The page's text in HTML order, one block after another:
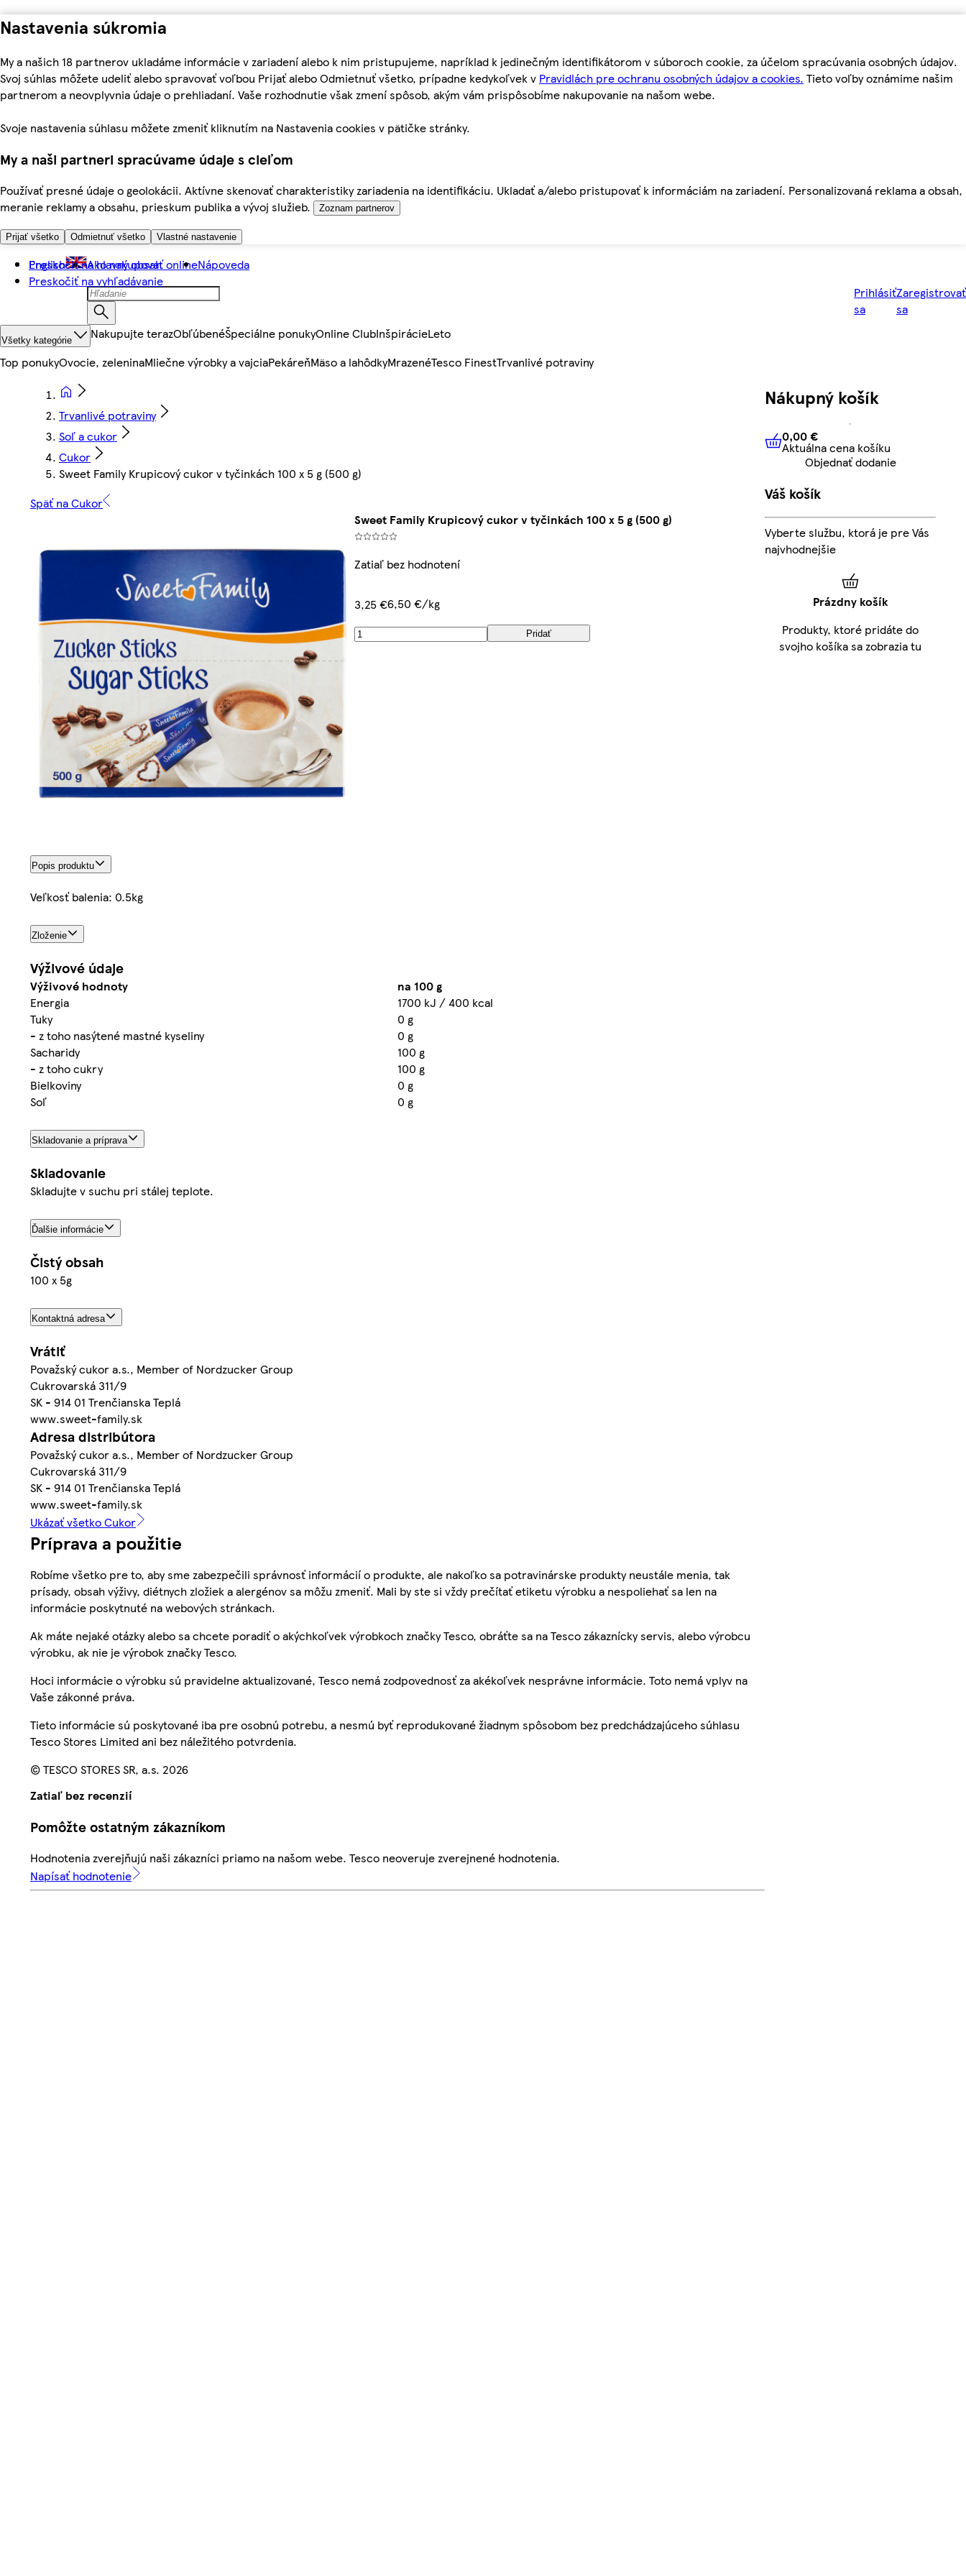
Nastavenia súkromia
My a našich 18 partnerov ukladáme informácie v zariadení alebo k nim pristupujeme, napríklad k jedinečným identifikátorom v súboroch cookie, za účelom spracúvania osobných údajov.
Svoj súhlas môžete udeliť alebo spravovať voľbou Prijať alebo Odmietnuť všetko, prípadne kedykoľvek v Pravidlách pre ochranu osobných údajov a cookies. Tieto voľby oznámime našim
partnerom a neovplyvnia údaje o prehliadaní. Vaše rozhodnutie však zmení spôsob, akým vám prispôsobíme nakupovanie na našom webe.
Svoje nastavenia súhlasu môžete zmeniť kliknutím na Nastavenia cookies v pätičke stránky.
My a naši partneri spracúvame údaje s cieľom
Používať presné údaje o geolokácii. Aktívne skenovať charakteristiky zariadenia na identifikáciu. Ukladať a/alebo pristupovať k informáciám na zariadení. Personalizovaná reklama a obsah,
meranie reklamy a obsahu, prieskum publika a vývoj služieb.
Zoznam partnerov
Prijať všetko Odmietnuť všetko Vlastné nastavenie
Preskočiť na hlavný obsah
Preskočiť na vyhľadávanie
English Ako nakupovať onlineNápoveda
Prihlásiť
sa
Zaregistrovať
sa
Všetky kategórie Nakupujte terazObľúbenéŠpeciálne ponukyOnline ClubInšpirácieLeto
Top ponukyOvocie, zeleninaMliečne výrobky a vajciaPekáreňMäso a lahôdkyMrazenéTesco FinestTrvanlivé potraviny
Trvanlivé potraviny
Soľ a cukor
Cukor
Sweet Family Krupicový cukor v tyčinkách 100 x 5 g (500 g)
Späť na Cukor
Sweet Family Krupicový cukor v tyčinkách 100 x 5 g (500 g)
Zatiaľ bez hodnotení
3,25 €6,50 €/kg
Pridať
Popis produktu
Veľkosť balenia: 0.5kg
Zloženie
Výživové údaje
Výživové hodnoty
na 100 g
Energia
1700 kJ / 400 kcal
Tuky
0 g
- z toho nasýtené mastné kyseliny
0 g
Sacharidy
100 g
- z toho cukry
100 g
Bielkoviny
0 g
Soľ
0 g
Skladovanie a príprava
Skladovanie
Skladujte v suchu pri stálej teplote.
Ďalšie informácie
Čistý obsah
100 x 5g
Kontaktná adresa
Vrátiť
Považský cukor a.s., Member of Nordzucker Group
Cukrovarská 311/9
SK - 914 01 Trenčianska Teplá
www.sweet-family.sk
Adresa distribútora
Považský cukor a.s., Member of Nordzucker Group
Cukrovarská 311/9
SK - 914 01 Trenčianska Teplá
www.sweet-family.sk
Ukázať všetko Cukor
Príprava a použitie
Robíme všetko pre to, aby sme zabezpečili správnosť informácií o produkte, ale nakoľko sa potravinárske produkty neustále menia, tak
prísady, obsah výživy, diétnych zložiek a alergénov sa môžu zmeniť. Mali by ste si vždy prečítať etiketu výrobku a nespoliehať sa len na
informácie poskytnuté na webových stránkach.
Ak máte nejaké otázky alebo sa chcete poradiť o akýchkoľvek výrobkoch značky Tesco, obráťte sa na Tesco zákaznícky servis, alebo výrobcu
výrobku, ak nie je výrobok značky Tesco.
Hoci informácie o výrobku sú pravidelne aktualizované, Tesco nemá zodpovednosť za akékoľvek nesprávne informácie. Toto nemá vplyv na
Vaše zákonné práva.
Tieto informácie sú poskytované iba pre osobnú potrebu, a nesmú byť reprodukované žiadnym spôsobom bez predchádzajúceho súhlasu
Tesco Stores Limited ani bez náležitého potvrdenia.
© TESCO STORES SR, a.s. 2026
Zatiaľ bez recenzií
Pomôžte ostatným zákazníkom
Hodnotenia zverejňujú naši zákazníci priamo na našom webe. Tesco neoveruje zverejnené hodnotenia.
Napísať hodnotenie
Nákupný košík
0,00 € Aktuálna cena košíku
0,00 €
Aktuálna cena košíku
Objednať dodanie
Váš košík
Vyberte službu, ktorá je pre Vás
najvhodnejšie
Prázdny košík
Produkty, ktoré pridáte do
svojho košíka sa zobrazia tu